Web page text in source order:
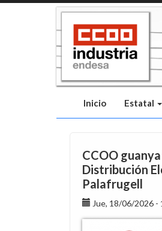
Inicio Estatal
CCOO
Distribución
Palafrugell
Jue, 18/06/2026 -